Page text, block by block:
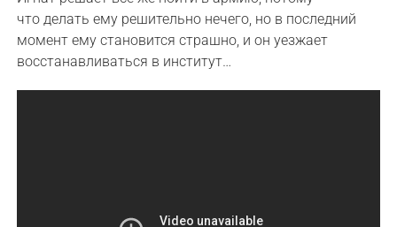
что делать ему решительно нечего, но в последний
момент ему становится страшно, и он уезжает
восстанавливаться в институт…